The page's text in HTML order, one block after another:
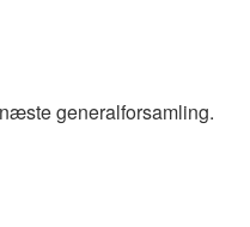
generalforsamling.